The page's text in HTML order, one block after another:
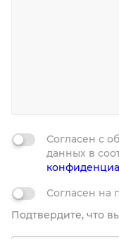
Согласен с
данных в
Согласен на
Подтвердите, что